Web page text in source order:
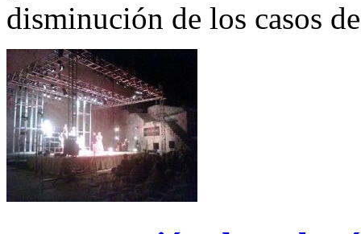
disminución de los casos